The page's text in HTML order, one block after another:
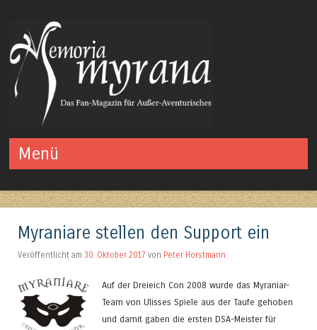
Menü
Myraniare stellen den Support ein
Veröffentlicht am 30. Oktober 2017 von Peter Horstmann
Auf der Dreieich Con 2008 wurde das Myraniar-
Team von Ulisses Spiele aus der Taufe gehoben
und damit gaben die ersten DSA-Meister für